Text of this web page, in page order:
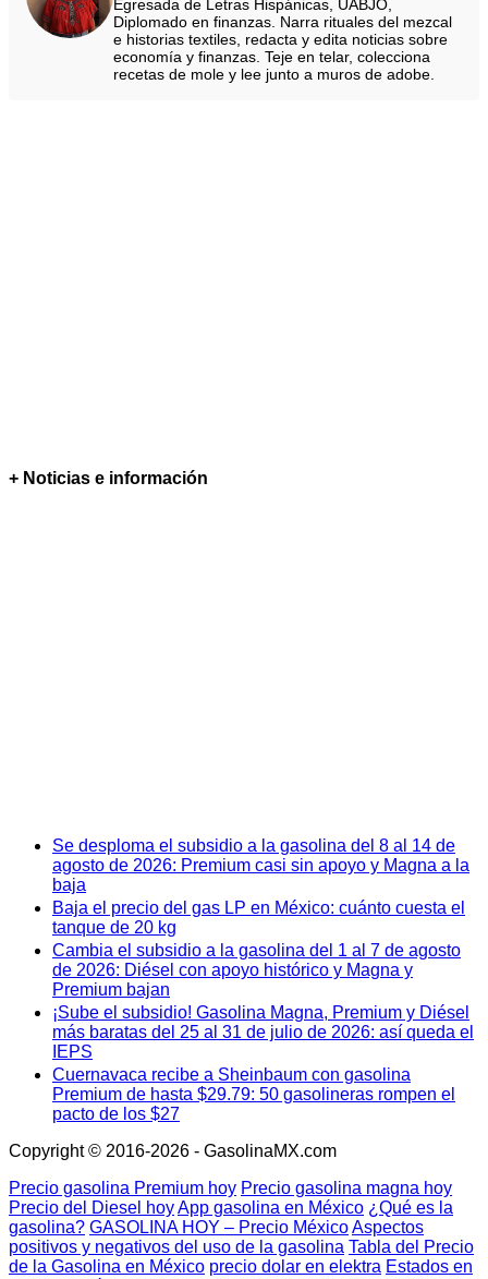
Egresada de Letras Hispánicas, UABJO,
Diplomado en finanzas. Narra rituales del mezcal
e historias textiles, redacta y edita noticias sobre
economía y finanzas. Teje en telar, colecciona
recetas de mole y lee junto a muros de adobe.
+ Noticias e información
Se desploma el subsidio a la gasolina del 8 al 14 de
agosto de 2026: Premium casi sin apoyo y Magna a la
baja
Baja el precio del gas LP en México: cuánto cuesta el
tanque de 20 kg
Cambia el subsidio a la gasolina del 1 al 7 de agosto
de 2026: Diésel con apoyo histórico y Magna y
Premium bajan
¡Sube el subsidio! Gasolina Magna, Premium y Diésel
más baratas del 25 al 31 de julio de 2026: así queda el
IEPS
Cuernavaca recibe a Sheinbaum con gasolina
Premium de hasta $29.79: 50 gasolineras rompen el
pacto de los $27
Copyright © 2016-2026 - GasolinaMX.com
Precio gasolina Premium hoy Precio gasolina magna hoy
Precio del Diesel hoyApp gasolina en México ¿Qué es la
gasolina? GASOLINA HOY – Precio MéxicoAspectos
positivos y negativos del uso de la gasolina Tabla del Precio
de la Gasolina en México precio dolar en elektra Estados en